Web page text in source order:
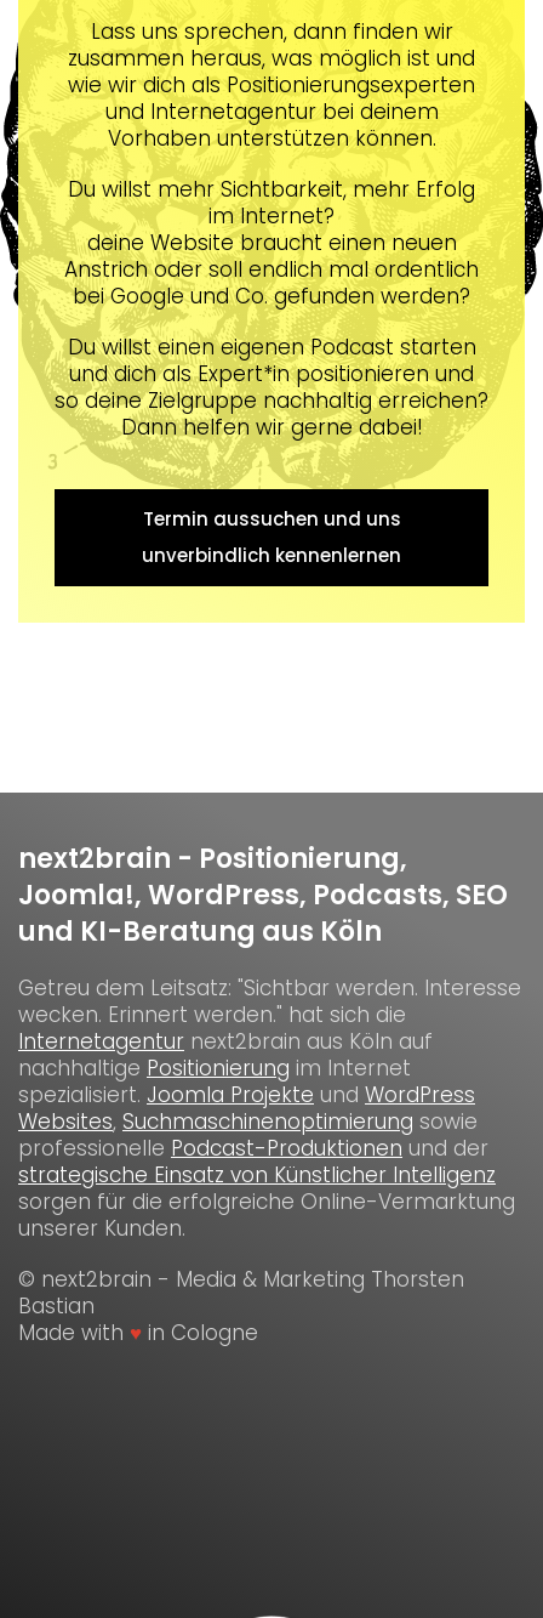
Lass uns sprechen, dann finden wir
zusammen heraus, was möglich ist und
wie wir dich als Positionierungsexperten
und Internetagentur bei deinem
Vorhaben unterstützen können.
Du willst mehr Sichtbarkeit, mehr Erfolg
im Internet?
deine Website braucht einen neuen
Anstrich oder soll endlich mal ordentlich
bei Google und Co. gefunden werden?
Du willst einen eigenen Podcast starten
und dich als Expert*in positionieren und
so deine Zielgruppe nachhaltig erreichen?
Dann helfen wir gerne dabei!
Termin aussuchen und uns
unverbindlich kennenlernen
next2brain - Positionierung,
Joomla!, WordPress, Podcasts, SEO
und KI-Beratung aus Köln
Getreu dem Leitsatz: "Sichtbar werden. Interesse
wecken. Erinnert werden." hat sich die
Internetagentur next2brain aus Köln auf
nachhaltige Positionierung im Internet
spezialisiert. Joomla Projekte und WordPress
Websites, Suchmaschinenoptimierung sowie
professionelle Podcast-Produktionen und der
strategische Einsatz von Künstlicher Intelligenz
sorgen für die erfolgreiche Online-Vermarktung
unserer Kunden.
© next2brain - Media & Marketing Thorsten
Bastian
Made with ♥ in Cologne